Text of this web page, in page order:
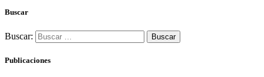
Buscar
Buscar:
Publicaciones